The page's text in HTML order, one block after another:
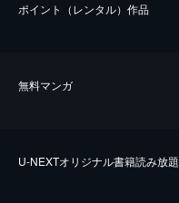
ポイント（レンタル）作品
無料マンガ
U-NEXTオリジナル書籍読み放題